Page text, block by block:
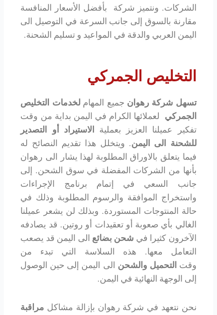
الشركات. ونتميز شركة بأفضل الأسعار المنافسة
مقارنة بالسوق إلى جانب السرعة في التوصيل الى
اليمن العربي والدقة في المواعيد و تسليم الشحنة.
التخليص الجمركي
تسهل شركة رهوان جميع المهاملخدمات التخليص
الجمركي
لعملائها الكرام في اليمن بداية من وقت
تفكير عميلنا العزيز بعملية الاستيراد أو التصدير
للشحنة الى اليمن. ويتخلل هذا تقديم النصائح له
فيما يتعلق بالاوراق المطلوبة لهذا يشار الى رهوان
بأنها من الشركات المفضلة في سوق الشحن. إلى
جانب السعي في إتمام برنامج الإجراءات
واستخراج الموافقة والرسوم المطلوبة وذلك في
حالة المنتوجات المستوردة. وبذلك لن يشعر عميلنا
الغالي بأي صعوبة أو تعقيدات أو روتين. قد يصادفه
الآخرون كثيرا في شحن بضائع الى اليمن قد يصعب
التعامل معها. هذه السلاسة التي تبدء من
وقت التحميل والشحن الى اليمن إلى حين الوصول
إلى الوجهة النهائية في اليمن.
نحن نتعهد في شركة رهوان بإزالة مشاكل مراقبة